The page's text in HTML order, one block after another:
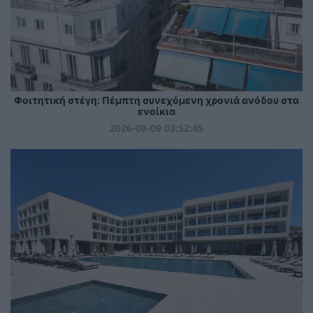
Φοιτητική στέγη: Πέμπτη συνεχόμενη χρονιά ανόδου στα
ενοίκια
2026-08-09 03:52:45